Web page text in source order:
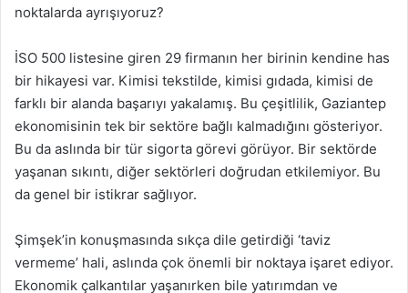
noktalarda ayrışıyoruz?
İSO 500 listesine giren 29 firmanın her birinin kendine has
bir hikayesi var. Kimisi tekstilde, kimisi gıdada, kimisi de
farklı bir alanda başarıyı yakalamış. Bu çeşitlilik, Gaziantep
ekonomisinin tek bir sektöre bağlı kalmadığını gösteriyor.
Bu da aslında bir tür sigorta görevi görüyor. Bir sektörde
yaşanan sıkıntı, diğer sektörleri doğrudan etkilemiyor. Bu
da genel bir istikrar sağlıyor.
Şimşek’in konuşmasında sıkça dile getirdiği ‘taviz
vermeme’ hali, aslında çok önemli bir noktaya işaret ediyor.
Ekonomik çalkantılar yaşanırken bile yatırımdan ve